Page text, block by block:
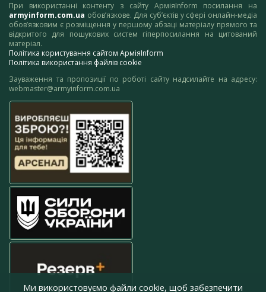
При використанні контенту з сайту АрміяInform посилання на
armyinform.com.ua обов’язкове. Для суб’єктів у сфері онлайн-медіа
обов’язковим є розміщення у першому абзаці матеріалу прямого та
відкритого для пошукових систем гіперпосилання на цитований
матеріал.
Політика користування сайтом АрміяInform
Політика використання файлів cookie
Зауваження та пропозиції по роботі сайту надсилайте на адресу:
webmaster@armyinform.com.ua
Ми використовуємо файли cookie, щоб забезпечити